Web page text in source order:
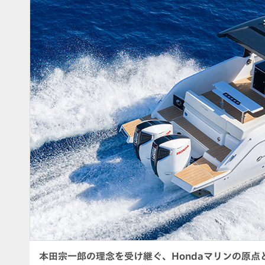
本田宗一郎の理念を受け継ぐ、Hondaマリンの原点